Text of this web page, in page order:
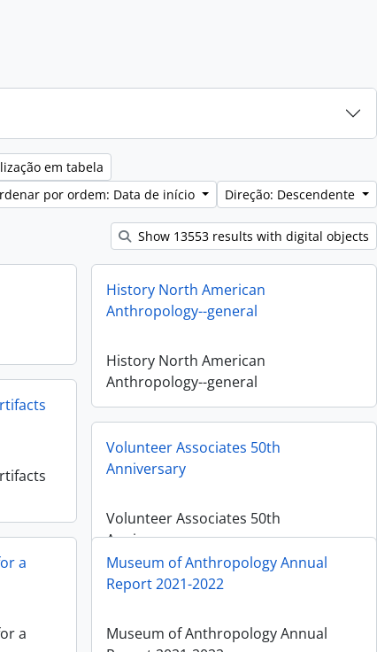
em tabela
por ordem: Data de início
Direção: Descendente
Show 13553 results with digital objects
History North American
Anthropology--general
History North American
Anthropology--general
Volunteer Associates 50th
Anniversary
Volunteer Associates 50th
Anniversary
a
a
Museum of Anthropology Annual
Report 2021-2022
Museum of Anthropology Annual